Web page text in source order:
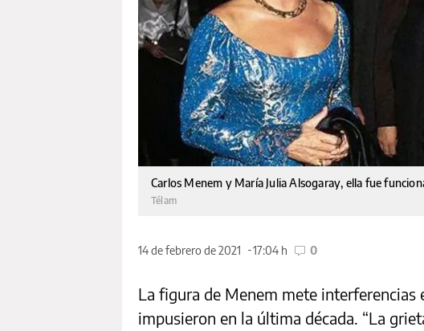
Carlos Menem y María Julia Alsogaray, ella fue
Télam
14 de febrero de 2021 17:04 h 0
La figura de Menem mete interferencias
impusieron en la última década. “La